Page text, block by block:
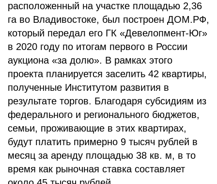
расположенный на участке площадью 2,36
га во Владивостоке, был построен ДОМ.РФ,
который передал его ГК «Девелопмент-Юг»
в 2020 году по итогам первого в России
аукциона «за долю». В рамках этого
проекта планируется заселить 42 квартиры,
полученные Институтом развития в
результате торгов. Благодаря субсидиям из
федерального и регионального бюджетов,
семьи, проживающие в этих квартирах,
будут платить примерно 9 тысяч рублей в
месяц за аренду площадью 38 кв. м, в то
время как рыночная ставка составляет